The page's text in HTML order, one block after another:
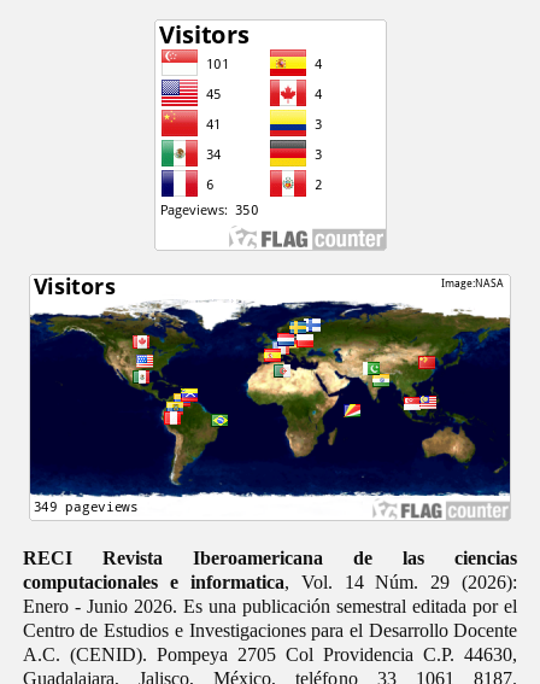
RECI Revista Iberoamericana de las ciencias
computacionales e informatica, Vol. 14 Núm. 29 (2026):
Enero - Junio 2026. Es una publicación semestral editada por el
Centro de Estudios e Investigaciones para el Desarrollo Docente
A.C. (CENID). Pompeya 2705 Col Providencia C.P. 44630,
Guadalajara, Jalisco, México, teléfono 33 1061 8187.